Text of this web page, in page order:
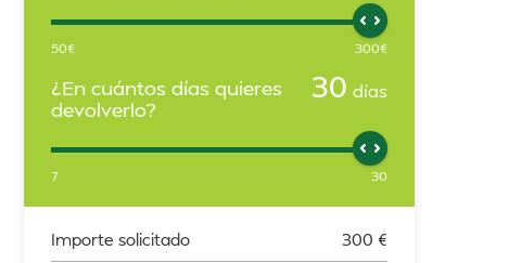
50€ 300€
¿En cuántos días quieres
devolverlo?
30 días
7 30
Importe solicitado 300 €